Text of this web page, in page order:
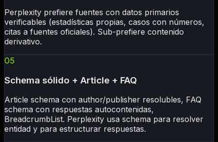
Perplexity prefiere fuentes con datos primarios
verificables (estadísticas propias, casos con números,
citas a fuentes oficiales). Sub-prefiere contenido
derivativo.
05
Schema sólido + Article + FAQ
Article schema con author/publisher resolubles, FAQ
schema con respuestas autocontenidas,
BreadcrumbList. Perplexity usa schema para resolver
entidad y para estructurar respuestas.